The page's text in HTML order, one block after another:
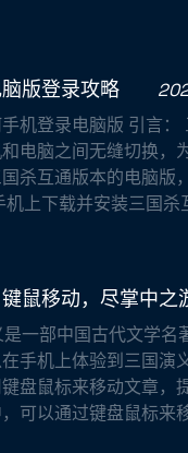
版登录攻略
机登录电脑版 引言
电脑之间无缝切换，
杀互通版本的电脑版
上下载并安装三国杀
鼠移动，尽掌中之
是一部中国古代文学
手机上体验到三国演
盘鼠标来移动文章，
可以通过键盘鼠标来